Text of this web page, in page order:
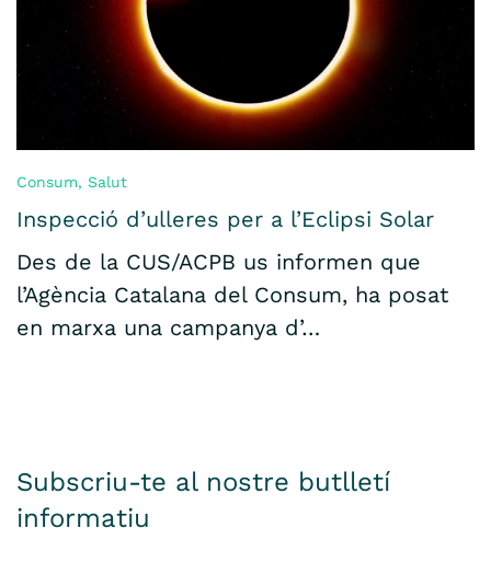
Consum, Salut
Inspecció d’ulleres per a l’Eclipsi Solar
Des de la CUS/ACPB us informen que
l’Agència Catalana del Consum, ha posat
en marxa una campanya d’…
Subscriu-te al nostre butlletí
informatiu